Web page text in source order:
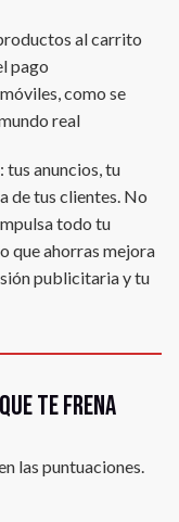
al carrito
pago
como se
real
anuncios, tu
de tus clientes. No
todo tu
que ahorras mejora
publicitaria y tu
te frena
las puntuaciones.